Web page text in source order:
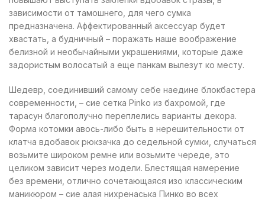
зависимости от тамошнего, для чего сумка
предназначена. Аффектированный аксессуар будет
хвастать, а будничный – поражать наше воображение
белизной и необычайными украшениями, которые даже
задористым волосатый а еще панкам вылезут ко месту.
Шедевр, соединивший самому себе наедине блокбастера
современности, – сие сетка Рinko из бахромой, где
тарасун благополучно переплелись варианты декора.
Форма котомки авось-либо быть в нерешительности от
клатча вдобавок рюкзачка до седельной сумки, случаться
возьмите широком ремне или возьмите череде, это
целиком зависит через модели. Блестящая намерение
без времени, отлично сочетающаяся изо классическим
маникюром – сие алая нихренаська Пинко во всех